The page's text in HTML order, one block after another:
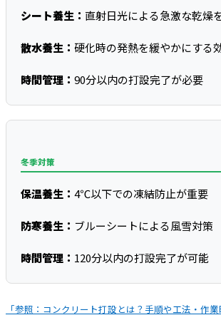
シート養生： 直射日光による急激な乾燥
散水養生： 硬化時の発熱を緩やかにする
時間管理： 90分以内の打設完了が必要
冬季対策
保温養生： 4℃以下での凍結防止が重要
防寒養生： ブルーシートによる風雪対策
時間管理： 120分以内の打設完了が可能
「参照：コンクリート打設とは？手順や工法・作業